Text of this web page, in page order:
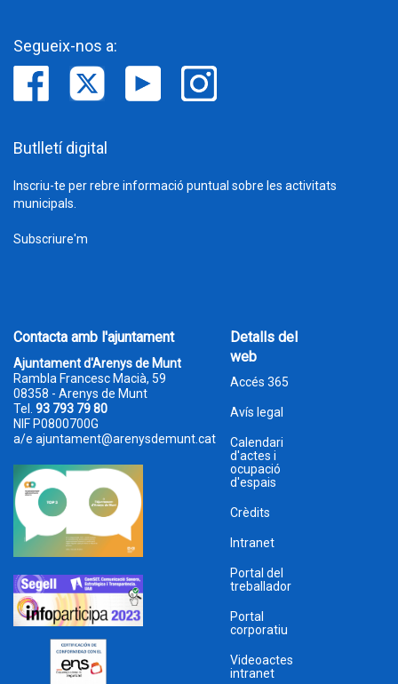
Segueix-nos a:
Butlletí digital
Inscriu-te per rebre informació puntual sobre les activitats
municipals.
Subscriure'm
Contacta amb l'ajuntament
Ajuntament d'Arenys de Munt
Rambla Francesc Macià, 59
08358 - Arenys de Munt
Tel. 93 793 79 80
NIF P0800700G
a/e ajuntament@arenysdemunt.cat
Detalls del
web
Accés 365
Avís legal
Calendari
d'actes i
ocupació
d'espais
Crèdits
Intranet
Portal del
treballador
Portal
corporatiu
Videoactes
intranet